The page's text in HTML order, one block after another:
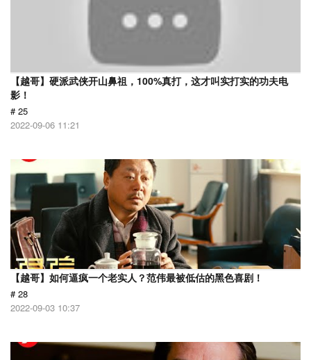
【越哥】硬派武侠开山鼻祖，100%真打，这才叫实打实的功夫电
影！
# 25
2022-09-06 11:21
【越哥】如何逼疯一个老实人？范伟最被低估的黑色喜剧！
# 28
2022-09-03 10:37